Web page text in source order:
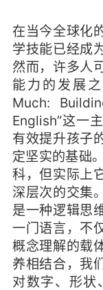
在当今全球化
学技能已经成
然而，许多人
能力的发展
Much:
English”这一
有效提升孩子
定坚实的基础
科，但实际上
深层次的交集
是一种逻辑思
一门语言，不
概念理解的载
养相结合，我
对数字、形状